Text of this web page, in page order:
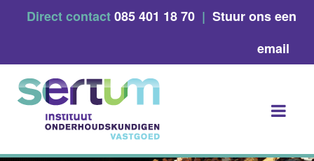
Direct contact085 401 18 70 | Stuur ons een
email